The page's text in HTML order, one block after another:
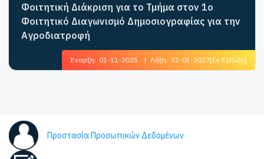
Φοιτητική Διάκριση για το Τμήμα στον 1ο
Φοιτητικό Διαγωνισμό Δημοσιογραφίας για την
Αγροδιατροφή
Έναρξη: 01-11-2025 | Λήξη: 31-01-2027[Σε Εξέλιξη]
Προστασία Προσωπικών Δεδομένων